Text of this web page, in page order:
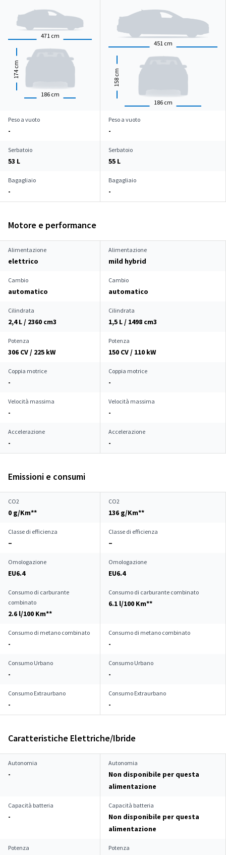
471 cm
186 cm
174
cm
451 cm
186 cm
158
cm
Peso a vuoto
-
Peso a vuoto
-
Serbatoio
53 L
Serbatoio
55 L
Bagagliaio
-
Bagagliaio
-
Motore e performance
Alimentazione
elettrico
Alimentazione
mild hybrid
Cambio
automatico
Cambio
automatico
Cilindrata
2,4 L / 2360 cm3
Cilindrata
1,5 L / 1498 cm3
Potenza
306 CV / 225 kW
Potenza
150 CV / 110 kW
Coppia motrice
-
Coppia motrice
-
Velocità massima
-
Velocità massima
-
Accelerazione
-
Accelerazione
-
Emissioni e consumi
CO2
0 g/Km**
CO2
136 g/Km**
Classe di efficienza
–
Classe di efficienza
–
Omologazione
EU6.4
Omologazione
EU6.4
Consumo di carburante
combinato
2.6 l/100 Km**
Consumo di carburante combinato
6.1 l/100 Km**
Consumo di metano combinato
-
Consumo di metano combinato
-
Consumo Urbano
-
Consumo Urbano
-
Consumo Extraurbano
-
Consumo Extraurbano
-
Caratteristiche Elettriche/Ibride
Autonomia
-
Autonomia
Non disponibile per questa
alimentazione
Capacità batteria
-
Capacità batteria
Non disponibile per questa
alimentazione
Potenza Potenza